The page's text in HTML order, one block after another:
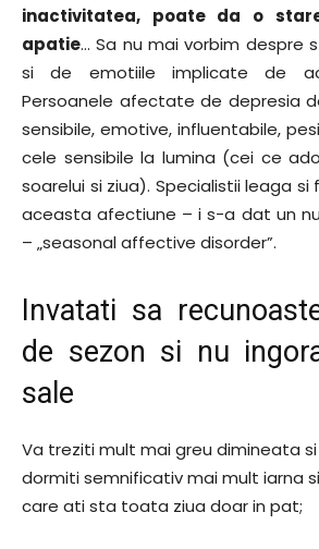
inactivitatea, poate da o
apatie… Sa nu mai vorbim despre
si de emotiile implicate de
Persoanele afectate de depresia
sensibile, emotive, influentabile,
cele sensibile la lumina (cei ce
soarelui si ziua). Specialistii leaga
aceasta afectiune – i s-a dat un
– „seasonal affective disorder”.
Invatati sa
de sezon si nu
sale
Va treziti mult mai greu dimineata
dormiti semnificativ mai mult iarna
care ati sta toata ziua doar in pat;